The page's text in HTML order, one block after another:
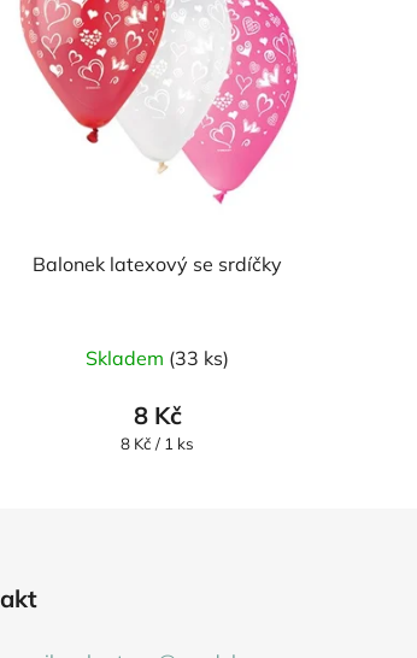
Balonek latexový se srdíčky
Skladem (33 ks)
8 Kč
Měrná
8 Kč / 1 ks